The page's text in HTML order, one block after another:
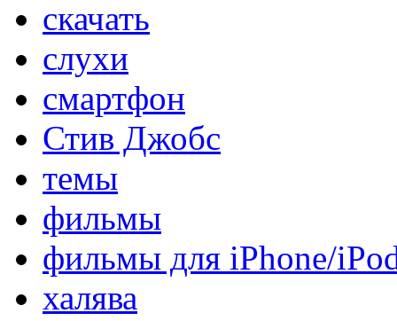
скачать
слухи
смартфон
Стив Джобс
темы
фильмы
фильмы для iPhone/
халява